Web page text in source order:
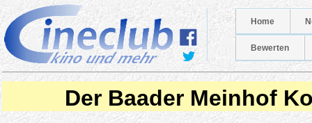
Home
Bewerten
Der Baader Meinhof